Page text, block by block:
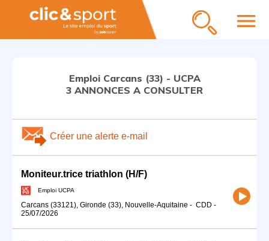
menu
Emploi Carcans (33) - UCPA
3 ANNONCES A CONSULTER
Créer une alerte e-mail
Moniteur.trice triathlon (H/F)
Emploi UCPA
Carcans (33121), Gironde (33), Nouvelle-Aquitaine - CDD -
25/07/2026